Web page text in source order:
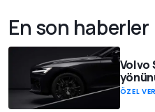
En son haberler
Volvo
ÖZEL